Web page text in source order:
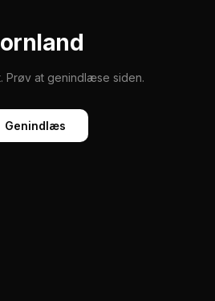
Prøv at genindlæse siden.
Genindlæs